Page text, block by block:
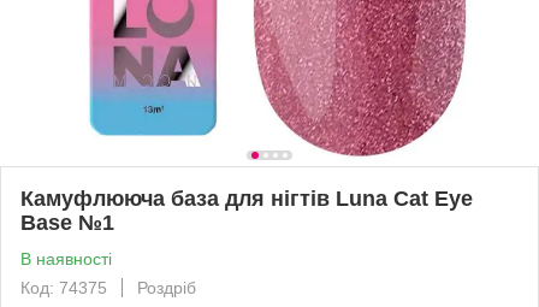
Камуфлююча база для нігтів Luna Cat Eye
Base №1
В наявності
Код: 74375
Роздріб